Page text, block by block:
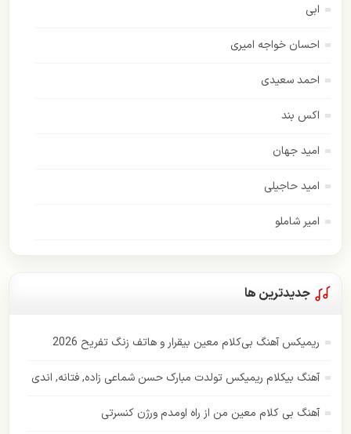
ابی
احسان خواجه امیری
احمد سعیدی
اکس بند
امید جهان
امید حاجیلی
امیر شاملو
امیر عباس گلاب
جدیدترین ها
ریمیکس آهنگ بی‌کلام معین بیقرار و هاتف زنگ تفریح 2026
آهنگ بیکلام ریمیکس تولدت مبارک حسن شماعی زاده, فتانه, اندی
آهنگ بی کلام معین من از راه اومدم ورژن کنسرتی